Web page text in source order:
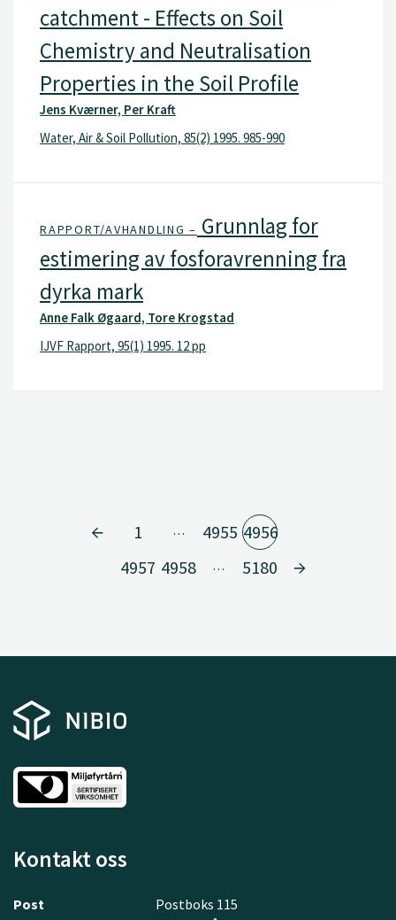
catchment - Effects on Soil
Chemistry and Neutralisation
Properties in the Soil Profile
Jens Kværner, Per Kraft
Water, Air & Soil Pollution, 85(2) 1995. 985-990
RAPPORT/AVHANDLING – Grunnlag for
estimering av fosforavrenning fra
dyrka mark
Anne Falk Øgaard, Tore Krogstad
IJVF Rapport, 95(1) 1995. 12 pp
1 … 4955 4956
4957 4958 … 5180
Kontakt oss
Post
Postboks 115